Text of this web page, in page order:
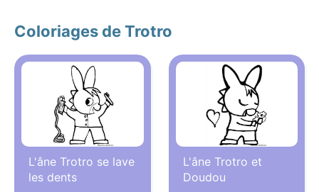
Coloriages de Trotro
L'âne Trotro se lave
les dents
L'âne Trotro et
Doudou